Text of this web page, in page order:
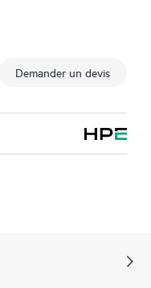
Demander un devis